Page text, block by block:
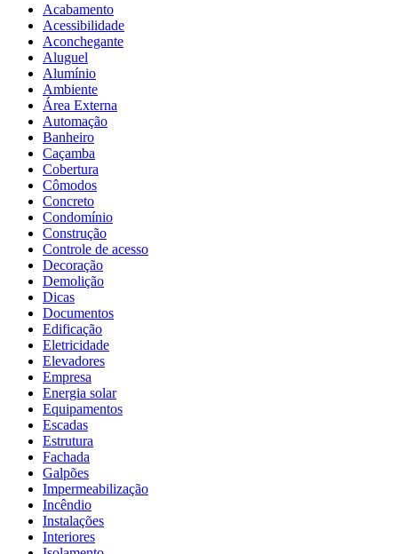
Acabamento
Acessibilidade
Aconchegante
Aluguel
Alumínio
Ambiente
Área Externa
Automação
Banheiro
Caçamba
Cobertura
Cômodos
Concreto
Condomínio
Construção
Controle de acesso
Decoração
Demolição
Dicas
Documentos
Edificação
Eletricidade
Elevadores
Empresa
Energia solar
Equipamentos
Escadas
Estrutura
Fachada
Galpões
Impermeabilização
Incêndio
Instalações
Interiores